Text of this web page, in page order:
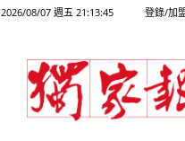
2026/08/07 週五 21:13:45 登錄/加
獨
家
報